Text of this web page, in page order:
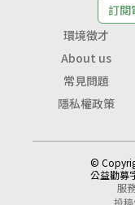
訂閱
環境徵才
About us
常見問題
隱私權政策
©
公益勸募
服